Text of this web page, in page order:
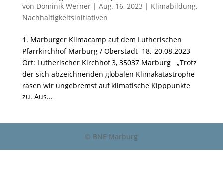
von Dominik Werner| Aug. 16, 2023 | Klimabildung,
Nachhaltigkeitsinitiativen
1. Marburger Klimacamp auf dem Lutherischen
Pfarrkirchhof Marburg / Oberstadt 18.-20.08.2023
Ort: Lutherischer Kirchhof 3, 35037 Marburg „Trotz
der sich abzeichnenden globalen Klimakatastrophe
rasen wir ungebremst auf klimatische Kipppunkte
zu. Aus...
© BNE Marburg